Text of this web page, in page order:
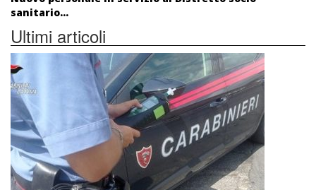
sanitario...
Ultimi articoli